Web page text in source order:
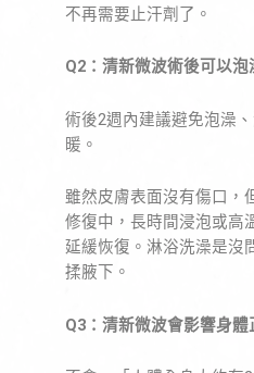
不再需要止汗劑了。
Q2：清新微波術後可以
術後2週內建議避免泡澡
暖。
雖然皮膚表面沒有傷口，
修復中，長時間浸泡或高
延緩恢復。淋浴洗澡是沒
揉腋下。
Q3：清新微波會影響身體